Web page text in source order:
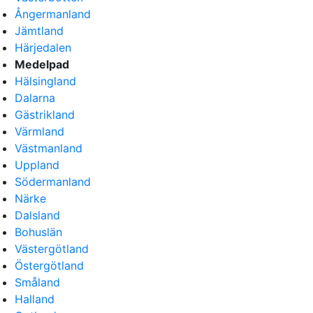
Ångermanland
Jämtland
Härjedalen
Medelpad
Hälsingland
Dalarna
Gästrikland
Värmland
Västmanland
Uppland
Södermanland
Närke
Dalsland
Bohuslän
Västergötland
Östergötland
Småland
Halland